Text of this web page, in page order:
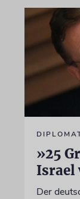
»25
Israel
Der